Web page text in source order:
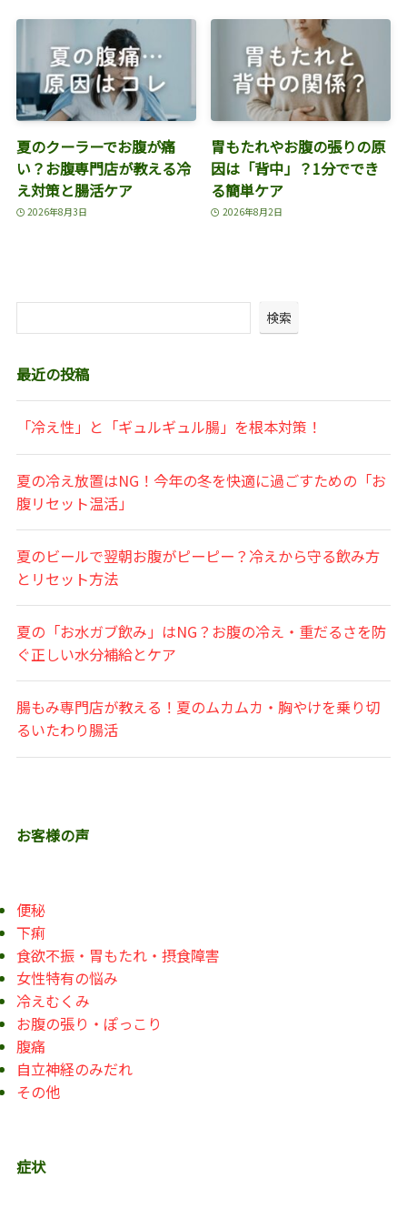
夏のクーラーでお腹が痛
い？お腹専門店が教える冷
え対策と腸活ケア
2026年8月3日
胃もたれやお腹の張りの原
因は「背中」？1分ででき
る簡単ケア
2026年8月2日
検索
最近の投稿
「冷え性」と「ギュルギュル腸」を根本対策！
夏の冷え放置はNG！今年の冬を快適に過ごすための「お
腹リセット温活」
夏のビールで翌朝お腹がピーピー？冷えから守る飲み方
とリセット方法
夏の「お水ガブ飲み」はNG？お腹の冷え・重だるさを防
ぐ正しい水分補給とケア
腸もみ専門店が教える！夏のムカムカ・胸やけを乗り切
るいたわり腸活
お客様の声
便秘
下痢
食欲不振・胃もたれ・摂食障害
女性特有の悩み
冷えむくみ
お腹の張り・ぽっこり
腹痛
自立神経のみだれ
その他
症状